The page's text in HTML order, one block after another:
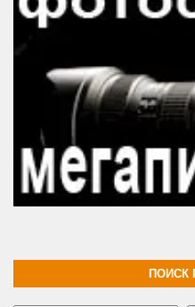
ПОИСК